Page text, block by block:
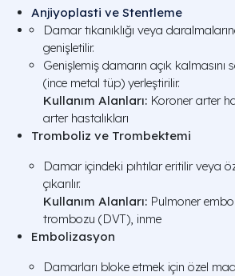
Anjiyoplasti ve Stentleme
Damar tıkanıklığı veya
genişletilir.
Genişlemiş damarın açık
(ince metal tüp) yerleştirilir.
Kullanım Alanları: Koroner arter
arter hastalıkları
Tromboliz ve Trombektemi
Damar içindeki pıhtılar eritilir veya
çıkarılır.
Kullanım Alanları: Pulmoner
trombozu (DVT), inme
Embolizasyon
Damarları bloke etmek için özel